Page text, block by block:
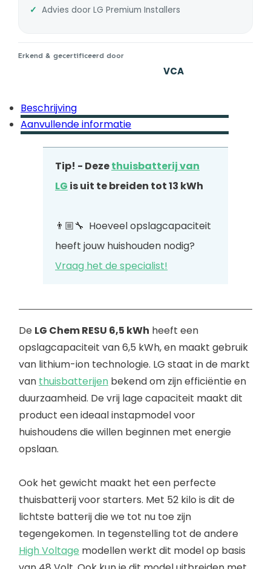
Advies door LG Premium Installers
Erkend & gecertificeerd door
VCA
Beschrijving
Aanvullende informatie
Tip! - Dezethuisbatterij van
LG is uit te breiden tot 13 kWh
👨🏼‍🔧 Hoeveel opslagcapaciteit
heeft jouw huishouden nodig?
Vraag het de specialist!
De LG Chem RESU 6,5 kWh heeft een
opslagcapaciteit van 6,5 kWh, en maakt gebruik
van lithium-ion technologie. LG staat in de markt
van thuisbatterijen bekend om zijn efficiëntie en
duurzaamheid. De vrij lage capaciteit maakt dit
product een ideaal instapmodel voor
huishoudens die willen beginnen met energie
opslaan.
Ook het gewicht maakt het een perfecte
thuisbatterij voor starters. Met 52 kilo is dit de
lichtste batterij die we tot nu toe zijn
tegengekomen. In tegenstelling tot de andere
High Voltage modellen werkt dit model op basis